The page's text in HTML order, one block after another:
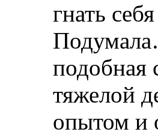
гнать
подобная
тяжелой
опытом и